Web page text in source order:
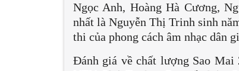
Ngọc Anh, Hoàng Hà Cương,
nhất là Nguyễn Thị Trinh sinh
thi của phong cách âm nhạc dân
Đánh giá về chất lượng Sao Mai